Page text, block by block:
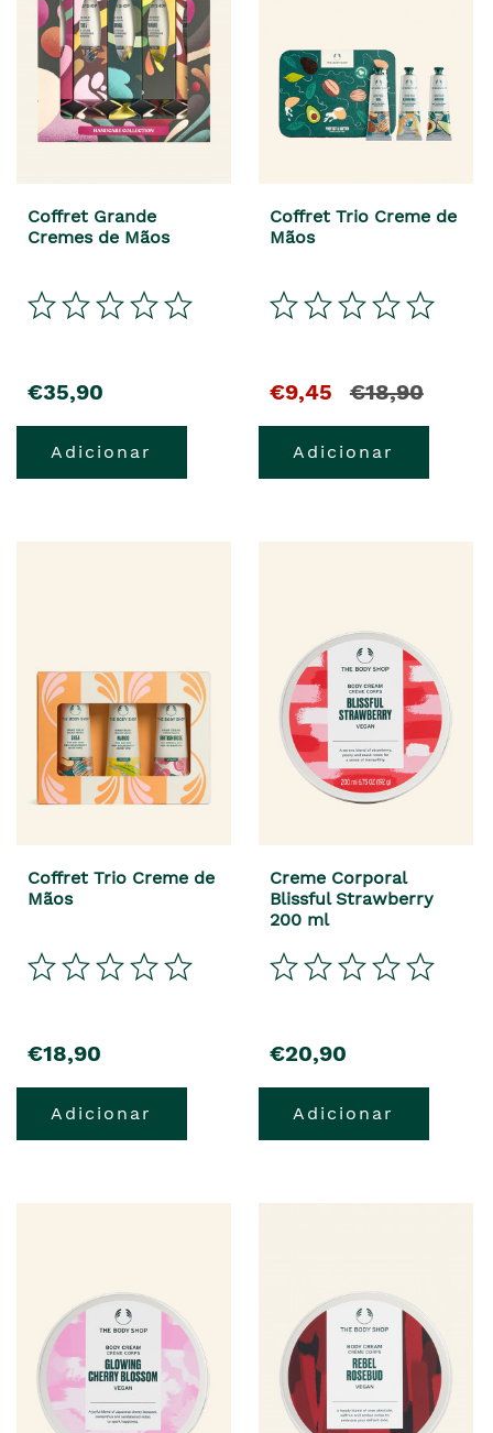
Coffret Grande
Cremes de Mãos
€35,90
Adicionar
Coffret Trio Creme de
Mãos
€9,45 €18,90
Adicionar
Coffret Trio Creme de
Mãos
€18,90
Adicionar
Creme Corporal
Blissful Strawberry
200 ml
€20,90
Adicionar